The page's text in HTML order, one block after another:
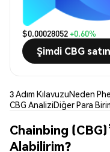
$0.00028052+0.60%
Şimdi CBG
3 Adım KılavuzuNeden
CBG AnaliziDiğer Para
Chainbing
Alabilirim?